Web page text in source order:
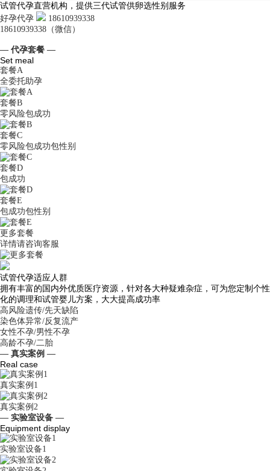
试管代孕直营机构，提供三代试管供卵选性别服务
好孕代孕
18610939338
18610939338（微信）
— 代孕套餐 —
Set meal
套餐A
全委托助孕
套餐B
零风险包成功
套餐C
零风险包成功包性别
套餐D
包成功
套餐E
包成功包性别
更多套餐
详情请咨询客服
试管代孕适应人群
拥有丰富的国内外优质医疗资源，针对各大种疑难杂症，可为您定制个性
化的调理和试管婴儿方案，大大提高成功率
高风险遗传/先天缺陷
染色体异常/反复流产
女性不孕/男性不孕
高龄不孕/二胎
— 真实案例 —
Real case
真实案例1
真实案例2
— 实验室设备 —
Equipment display
实验室设备1